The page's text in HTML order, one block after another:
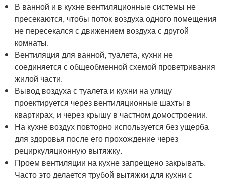
В ванной и в кухне вентиляционные системы не
пресекаются, чтобы поток воздуха одного помещения
не пересекался с движением воздуха с другой
комнаты.
Вентиляция для ванной, туалета, кухни не
соединяется с общеобменной схемой проветривания
жилой части.
Вывод воздуха с туалета и кухни на улицу
проектируется через вентиляционные шахты в
квартирах, и через крышу в частном домостроении.
На кухне воздух повторно используется без ущерба
для здоровья после его прохождение через
рециркуляционную вытяжку.
Проем вентиляции на кухне запрещено закрывать.
Часто это делается трубой вытяжки для кухни с